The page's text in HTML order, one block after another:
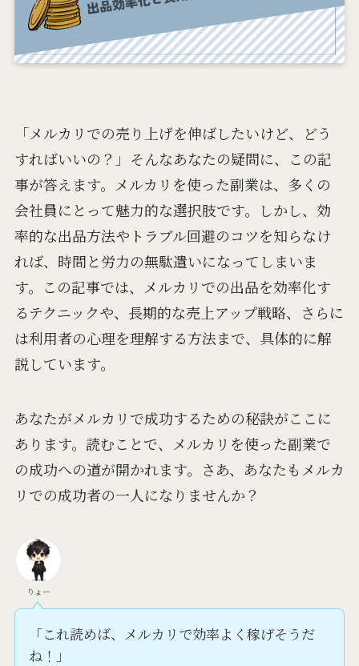
「メルカリでの売り上げを伸ばしたいけど、どう
すればいいの？」そんなあなたの疑問に、この記
事が答えます。メルカリを使った副業は、多くの
会社員にとって魅力的な選択肢です。しかし、効
率的な出品方法やトラブル回避のコツを知らなけ
れば、時間と労力の無駄遣いになってしまいま
す。この記事では、メルカリでの出品を効率化す
るテクニックや、長期的な売上アップ戦略、さらに
は利用者の心理を理解する方法まで、具体的に解
説しています。
あなたがメルカリで成功するための秘訣がここに
あります。読むことで、メルカリを使った副業で
の成功への道が開かれます。さあ、あなたもメルカ
リでの成功者の一人になりませんか？
りょー
「これ読めば、メルカリで効率よく稼げそうだ
ね！」